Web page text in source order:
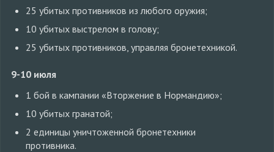
25 убитых противников из любого оружия;
10 убитых выстрелом в голову;
25 убитых противников, управляя бронетехникой.
9-10 июля
1 бой в кампании «Вторжение в Нормандию»;
10 убитых гранатой;
2 единицы уничтоженной бронетехники
противника.